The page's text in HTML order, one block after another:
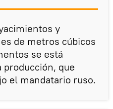
y
de metros cúbicos
se está
que
el mandatario ruso.